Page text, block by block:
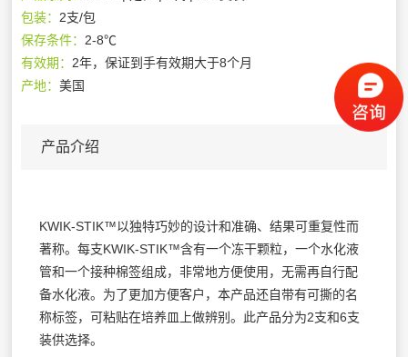
包装： 2支/包
保存条件： 2-8℃
有效期： 2年，保证到手有效期大于8个月
产地：美国
产品介绍
KWIK-STIK™以独特巧妙的设计和准确、结果可重复性而
著称。每支KWIK-STIK™含有一个冻干颗粒，一个水化液
管和一个接种棉签组成，非常地方便使用，无需再自行配
备水化液。为了更加方便客户，本产品还自带有可撕的名
称标签，可粘贴在培养皿上做辨别。此产品分为2支和6支
装供选择。